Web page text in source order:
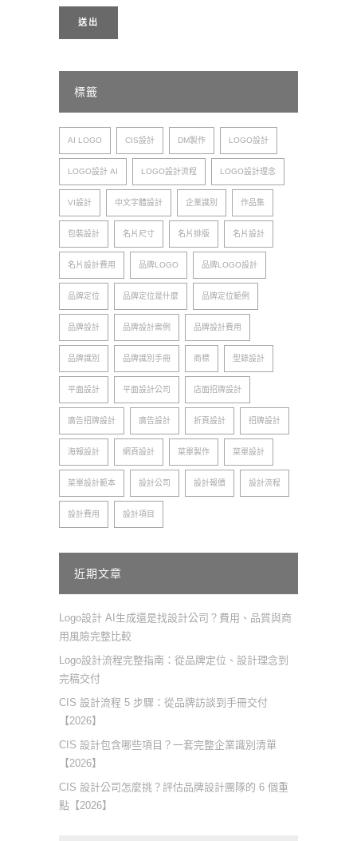
標籤
AI LOGO CIS設計 DM製作 LOGO設計
LOGO設計 AI LOGO設計流程 LOGO設計理念
VI設計 中文字體設計 企業識別 作品集
包裝設計 名片尺寸 名片排版 名片設計
名片設計費用 品牌LOGO 品牌LOGO設計
品牌定位 品牌定位是什麼 品牌定位範例
品牌設計 品牌設計案例 品牌設計費用
品牌識別 品牌識別手冊 商標 型錄設計
平面設計 平面設計公司 店面招牌設計
廣告招牌設計 廣告設計 折頁設計 招牌設計
海報設計 網頁設計 菜單製作 菜單設計
菜單設計範本 設計公司 設計報價 設計流程
設計費用 設計項目
近期文章
Logo設計 AI生成還是找設計公司？費用、品質與商
用風險完整比較
Logo設計流程完整指南：從品牌定位、設計理念到
完稿交付
CIS 設計流程 5 步驟：從品牌訪談到手冊交付
【2026】
CIS 設計包含哪些項目？一套完整企業識別清單
【2026】
CIS 設計公司怎麼挑？評估品牌設計團隊的 6 個重
點【2026】